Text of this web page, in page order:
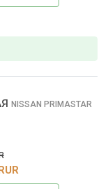
NISSAN PRIMASTAR